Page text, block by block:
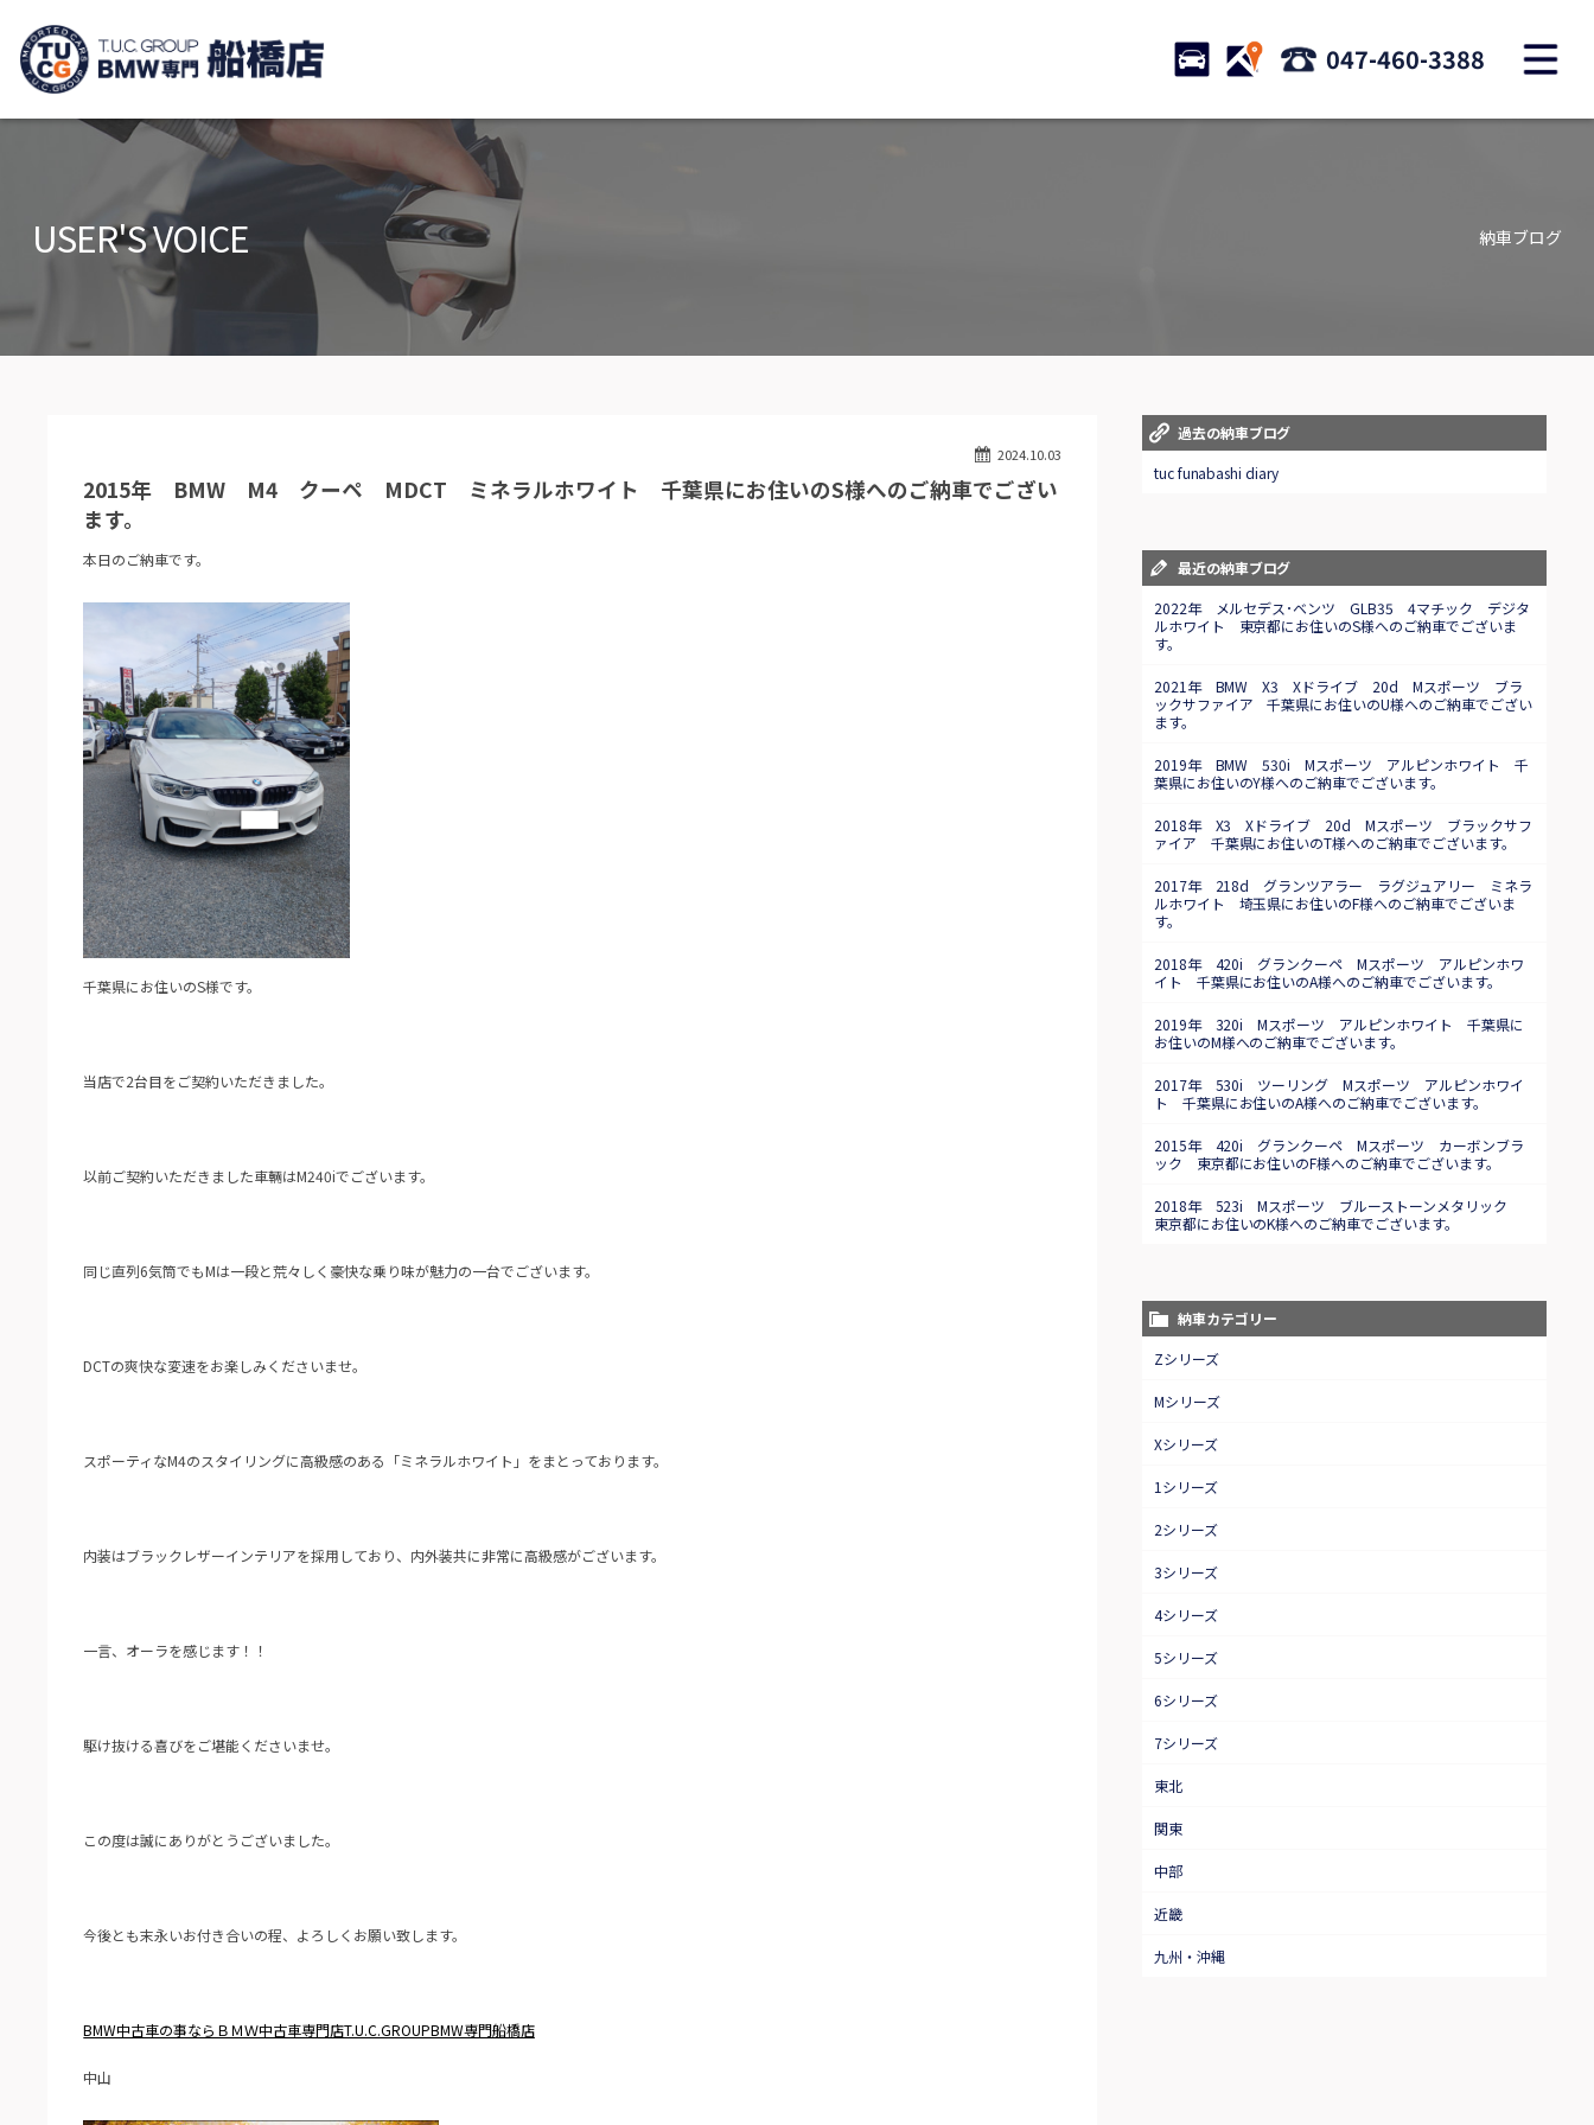
STOCK ACCESS 047-460-3388
在庫リスト
Stock list
保証＆サービス
Warranty and Serivce
アクセスマップ
Special service
オーダーサービス
スタッフblog
Staff blog
会社概要
Company
USER'S VOICE 納車ブログ
2024.10.03
2015年 BMW M4 クーペ MDCT ミネラルホワイト 千葉県にお住いのS様へのご納車でござい
ます。
本日のご納車です。
千葉県にお住いのS様です。
当店で2台目をご契約いただきました。
以前ご契約いただきました車輛はM240iでございます。
同じ直列6気筒でもMは一段と荒々しく豪快な乗り味が魅力の一台でございます。
DCTの爽快な変速をお楽しみくださいませ。
スポーティなM4のスタイリングに高級感のある「ミネラルホワイト」をまとっております。
内装はブラックレザーインテリアを採用しており、内外装共に非常に高級感がございます。
一言、オーラを感じます！！
駆け抜ける喜びをご堪能くださいませ。
この度は誠にありがとうございました。
今後とも末永いお付き合いの程、よろしくお願い致します。
BMW中古車の事ならＢＭＷ中古車専門店T.U.C.GROUPBMW専門船橋店
中山
過去の納車ブログ
tuc funabashi diary
最近の納車ブログ
2022年 メルセデス･ベンツ GLB35 4マチック デジタ
ルホワイト 東京都にお住いのS様へのご納車でございま
す。
2021年 BMW X3 Xドライブ 20d Mスポーツ ブラ
ックサファイア 千葉県にお住いのU様へのご納車でござい
ます。
2019年 BMW 530i Mスポーツ アルピンホワイト 千
葉県にお住いのY様へのご納車でございます。
2018年 X3 Xドライブ 20d Mスポーツ ブラックサフ
ァイア 千葉県にお住いのT様へのご納車でございます。
2017年 218d グランツアラー ラグジュアリー ミネラ
ルホワイト 埼玉県にお住いのF様へのご納車でございま
す。
2018年 420i グランクーペ Mスポーツ アルピンホワ
イト 千葉県にお住いのA様へのご納車でございます。
2019年 320i Mスポーツ アルピンホワイト 千葉県に
お住いのM様へのご納車でございます。
2017年 530i ツーリング Mスポーツ アルピンホワイ
ト 千葉県にお住いのA様へのご納車でございます。
2015年 420i グランクーペ Mスポーツ カーボンブラ
ック 東京都にお住いのF様へのご納車でございます。
2018年 523i Mスポーツ ブルーストーンメタリック
東京都にお住いのK様へのご納車でございます。
納車カテゴリー
Zシリーズ
Mシリーズ
Xシリーズ
1シリーズ
2シリーズ
3シリーズ
4シリーズ
5シリーズ
6シリーズ
7シリーズ
東北
関東
中部
近畿
九州・沖縄